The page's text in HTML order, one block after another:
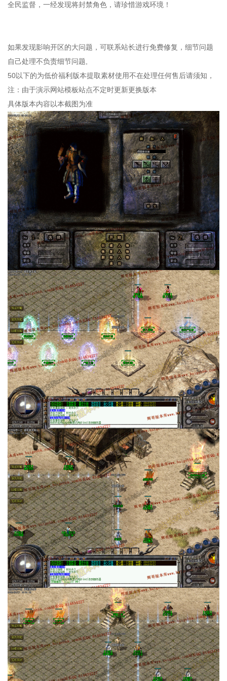
全民监督，一经发现将封禁角色，请珍惜游戏环境！
如果发现影响开区的大问题，可联系站长进行免费修复，细节问题
自己处理不负责细节问题,
50以下的为低价福利版本提取素材使用不在处理任何售后请须知，
注：由于演示网站模板站点不定时更新更换版本
具体版本内容以本截图为准